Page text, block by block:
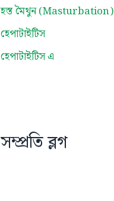
হস্ত মৈথুন (Masturbation)
হেপাটাইটিস
হেপাটাইটিস এ
সম্প্রতি ব্লগ